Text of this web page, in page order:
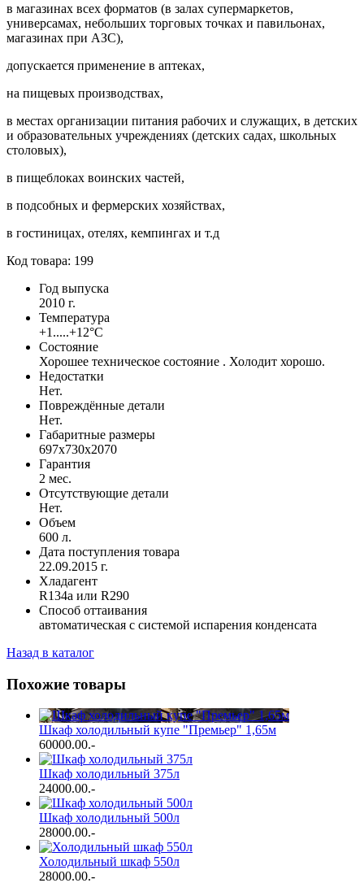
в магазинах всех форматов (в залах супермаркетов,
универсамах, небольших торговых точках и павильонах,
магазинах при АЗС),
допускается применение в аптеках,
на пищевых производствах,
в местах организации питания рабочих и служащих, в детских
и образовательных учреждениях (детских садах, школьных
столовых),
в пищеблоках воинских частей,
в подсобных и фермерских хозяйствах,
в гостиницах, отелях, кемпингах и т.д
Код товара: 199
Год выпуска
2010 г.
Температура
+1.....+12°С
Состояние
Хорошее техническое состояние . Холодит хорошо.
Недостатки
Нет.
Повреждённые детали
Нет.
Габаритные размеры
697х730х2070
Гарантия
2 мес.
Отсутствующие детали
Нет.
Объем
600 л.
Дата поступления товара
22.09.2015 г.
Хладагент
R134a или R290
Способ оттаивания
автоматическая с системой испарения конденсата
Назад в каталог
Похожие товары
Шкаф холодильный купе "Премьер" 1,65м
60000.00.-
Шкаф холодильный 375л
24000.00.-
Шкаф холодильный 500л
28000.00.-
Холодильный шкаф 550л
28000.00.-